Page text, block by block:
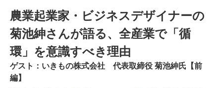
農業起業家・ビジネスデザイナーの
菊池紳さんが語る、全産業で「循
環」を意識すべき理由
ゲスト：いきもの株式会社 代表取締役 菊池紳氏【前
編】